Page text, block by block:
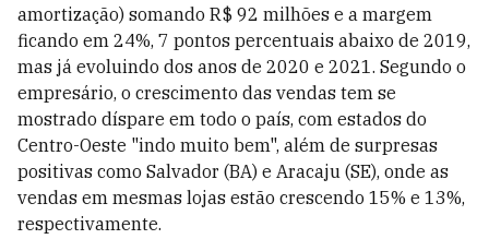
amortização) somando R$ 92 milhões e a margem
ficando em 24%, 7 pontos percentuais abaixo de 2019,
mas já evoluindo dos anos de 2020 e 2021. Segundo o
empresário, o crescimento das vendas tem se
mostrado díspare em todo o país, com estados do
Centro-Oeste "indo muito bem", além de surpresas
positivas como Salvador (BA) e Aracaju (SE), onde as
vendas em mesmas lojas estão crescendo 15% e 13%,
respectivamente.